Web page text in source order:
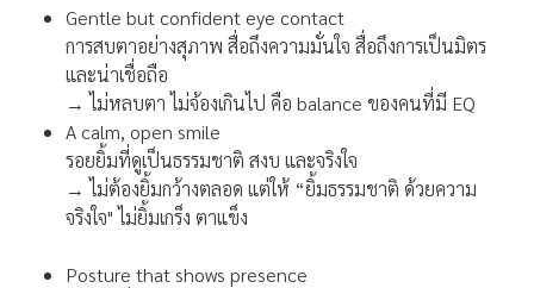
Gentle but confident eye contact
การสบตาอย่างสุภาพ สื่อถึงความมั่นใจ สื่อถึงการเป็นมิตร
และน่าเชื่อถือ
→ ไม่หลบตา ไม่จ้องเกินไป คือ balance ของคนที่มี EQ
A calm, open smile
รอยยิ้มที่ดูเป็นธรรมชาติ สงบ และจริงใจ
→ ไม่ต้องยิ้มกว้างตลอด แต่ให้ “ยิ้มธรรมชาติ ด้วยความ
จริงใจ" ไม่ยิ้มเกร็ง ตาแข็ง
Posture that shows presence